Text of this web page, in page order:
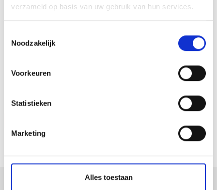
verzameld op basis van uw gebruik van hun services.
Noodzakelijk
Voorkeuren
Statistieken
Marketing
Alles toestaan